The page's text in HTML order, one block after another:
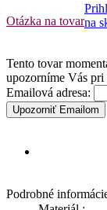
Otázka na tovarna
Tento tovar
upozorníme Vás pri
Emailová adresa:
Upozorniť Emailom
Podrobné